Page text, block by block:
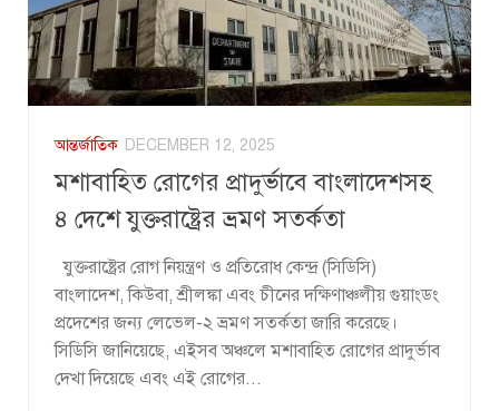
আন্তর্জাতিক DECEMBER 12, 2025
মশাবাহিত রোগের প্রাদুর্ভাবে বাংলাদেশসহ
৪ দেশে যুক্তরাষ্ট্রের ভ্রমণ সতর্কতা
যুক্তরাষ্ট্রের রোগ নিয়ন্ত্রণ ও প্রতিরোধ কেন্দ্র (সিডিসি)
বাংলাদেশ, কিউবা, শ্রীলঙ্কা এবং চীনের দক্ষিণাঞ্চলীয় গুয়াংডং
প্রদেশের জন্য লেভেল-২ ভ্রমণ সতর্কতা জারি করেছে।
সিডিসি জানিয়েছে, এইসব অঞ্চলে মশাবাহিত রোগের প্রাদুর্ভাব
দেখা দিয়েছে এবং এই রোগের...